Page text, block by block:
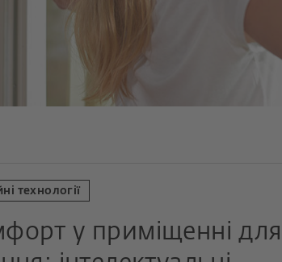
технології
у приміщенні для